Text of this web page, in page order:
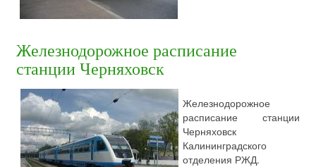
Железнодорожное расписание
станции Черняховск
Железнодорожное
расписание станции
Черняховск
Калининградского
отделения РЖД.